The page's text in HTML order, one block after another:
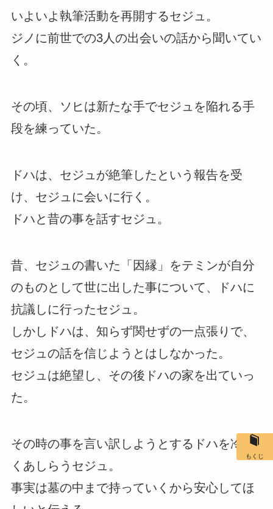
いよいよ執筆活動を再開するセジュ。
ジノに前世での3人の出会いの話から聞いてい
く。
その頃、ソヒは新たな手でセジュを陥れる手
段を練っていた。
ドハは、セジュが絶筆したという報告を受
け、セジュに会いに行く。
ドハと昔の事を話すセジュ。
昔、セジュの書いた「因縁」をテミンが自分
のものとして世に出した事について、ドハに
抗議しに行ったセジュ。
しかしドハは、知らず関せずの一点張りで、
セジュの話を信じようとはしなかった。
セジュは絶望し、その後ドハの家を出ていっ
た。
その時の事を言い訳しようとするドハを冷た
くあしらうセジュ。
事実は墓の中まで持っていくから安心してほ
もくじ